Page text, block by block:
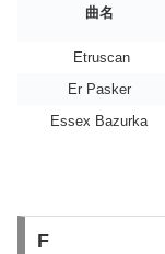
曲名
Etruscan
Er Pasker
Essex Bazurka
F